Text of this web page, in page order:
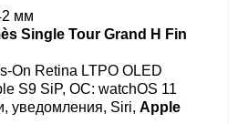
мм
Single Tour Grand H Fin
On Retina LTPO OLED
S9 SiP, ОС: watchOS 11
уведомления, Siri, Apple